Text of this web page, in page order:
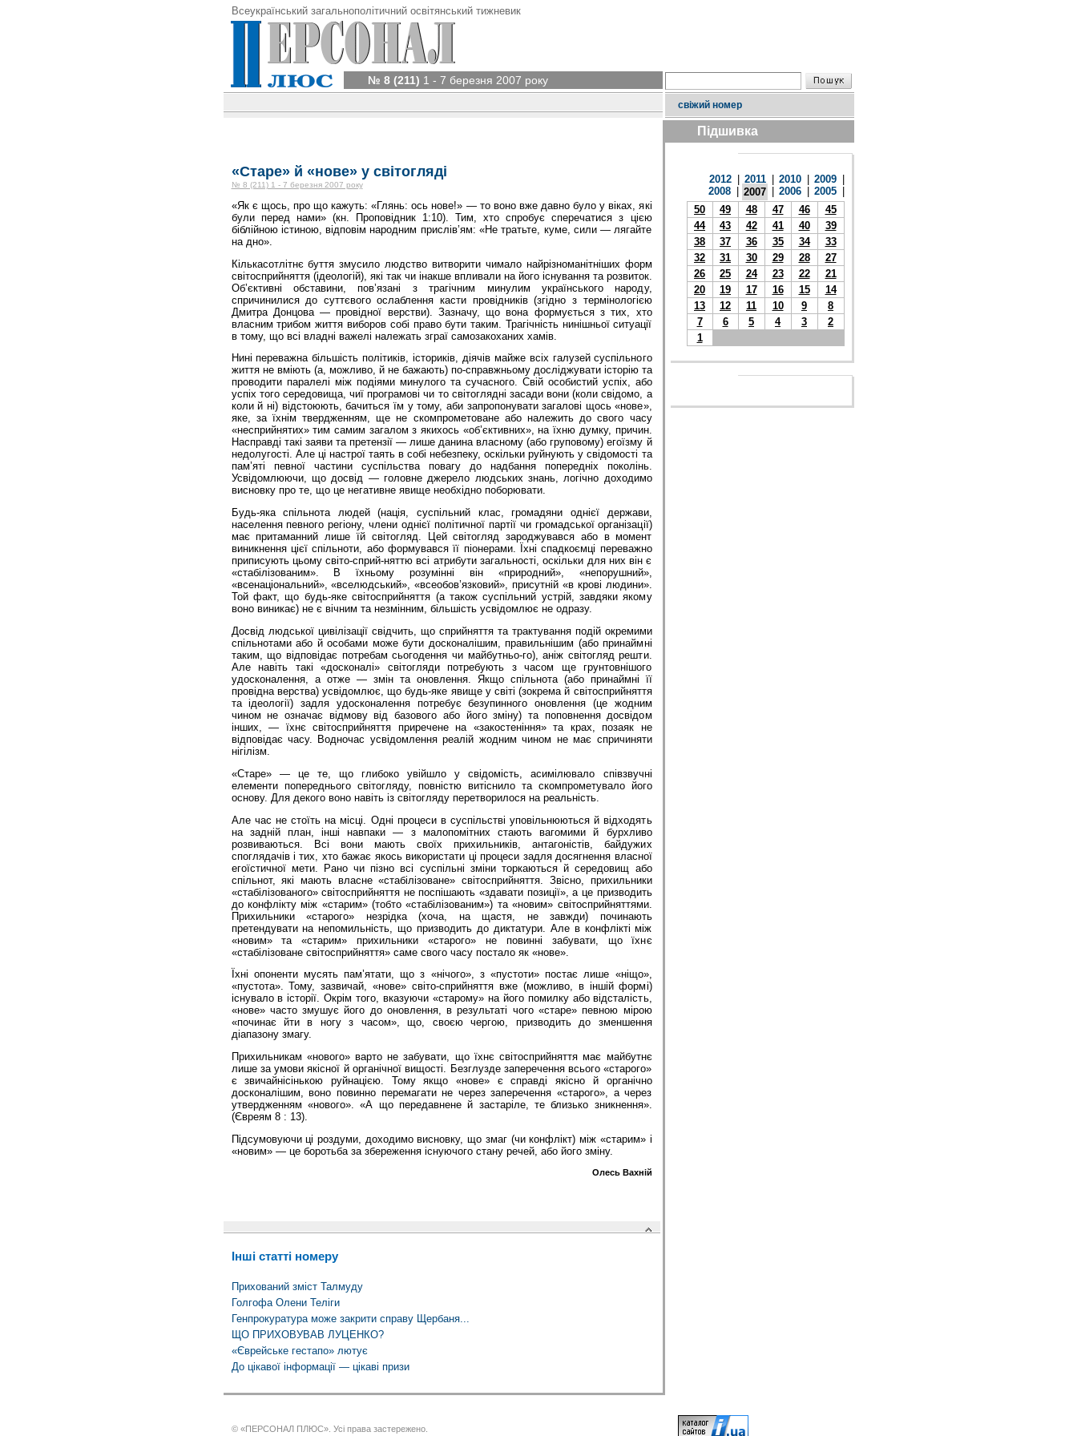
Всеукраїнський загальнополітичний освітянський тижневик
№ 8 (211) 1 - 7 березня 2007 року
свіжий номер
«Cтаре» й «нове» у світогляді
№ 8 (211) 1 - 7 березня 2007 року
«Як є щось, про що кажуть: «Глянь: ось нове!» — то воно вже давно було у віках, які
були перед нами» (кн. Проповідник 1:10). Тим, хто спробує сперечатися з цією
біблійною істиною, відповім народним прислів’ям: «Не тратьте, куме, сили — лягайте
на дно».
Кількасотлітнє буття змусило людство витворити чимало найрізноманітніших форм
світосприйняття (ідеологій), які так чи інакше впливали на його існування та розвиток.
Об’єктивні обставини, пов’язані з трагічним минулим українського народу,
спричинилися до суттєвого ослаблення касти провідників (згідно з термінологією
Дмитра Донцова — провідної верстви). Зазначу, що вона формується з тих, хто
власним трибом життя виборов собі право бути таким. Трагічність нинішньої ситуації
в тому, що всі владні важелі належать зграї самозакоханих хамів.
Нині переважна більшість політиків, істориків, діячів майже всіх галузей суспільного
життя не вміють (а, можливо, й не бажають) по-справжньому досліджувати історію та
проводити паралелі між подіями минулого та сучасного. Свій особистий успіх, або
успіх того середовища, чиї програмові чи то світоглядні засади вони (коли свідомо, а
коли й ні) відстоюють, бачиться їм у тому, аби запропонувати загалові щось «нове»,
яке, за їхнім твердженням, ще не скомпрометоване або належить до свого часу
«несприйнятих» тим самим загалом з якихось «об’єктивних», на їхню думку, причин.
Насправді такі заяви та претензії — лише данина власному (або груповому) егоїзму й
недолугості. Але ці настрої таять в собі небезпеку, оскільки руйнують у свідомості та
пам’яті певної частини суспільства повагу до надбання попередніх поколінь.
Усвідомлюючи, що досвід — головне джерело людських знань, логічно доходимо
висновку про те, що це негативне явище необхідно поборювати.
Будь-яка спільнота людей (нація, суспільний клас, громадяни однієї держави,
населення певного регіону, члени однієї політичної партії чи громадської організації)
має притаманний лише їй світогляд. Цей світогляд зароджувався або в момент
виникнення цієї спільноти, або формувався її піонерами. Їхні спадкоємці переважно
приписують цьому світо-сприй-няттю всі атрибути загальності, оскільки для них він є
«стабілізованим». В їхньому розумінні він «природний», «непорушний»,
«всенаціональний», «вселюдський», «всеобов’язковий», присутній «в крові людини».
Той факт, що будь-яке світосприйняття (а також суспільний устрій, завдяки якому
воно виникає) не є вічним та незмінним, більшість усвідомлює не одразу.
Досвід людської цивілізації свідчить, що сприйняття та трактування подій окремими
спільнотами або й особами може бути досконалішим, правильнішим (або принаймні
таким, що відповідає потребам сьогодення чи майбутньо-го), аніж світогляд решти.
Але навіть такі «досконалі» світогляди потребують з часом ще грунтовнішого
удосконалення, а отже — змін та оновлення. Якщо спільнота (або принаймні її
провідна верства) усвідомлює, що будь-яке явище у світі (зокрема й світосприйняття
та ідеології) задля удосконалення потребує безупинного оновлення (це жодним
чином не означає відмову від базового або його зміну) та поповнення досвідом
інших, — їхнє світосприйняття приречене на «закостеніння» та крах, позаяк не
відповідає часу. Водночас усвідомлення реалій жодним чином не має спричиняти
нігілізм.
«Старе» — це те, що глибоко увійшло у свідомість, асимілювало співзвучні
елементи попереднього світогляду, повністю витіснило та скомпрометувало його
основу. Для декого воно навіть із світогляду перетворилося на реальність.
Але час не стоїть на місці. Одні процеси в суспільстві уповільнюються й відходять
на задній план, інші навпаки — з малопомітних стають вагомими й бурхливо
розвиваються. Всі вони мають своїх прихильників, антагоністів, байдужих
споглядачів і тих, хто бажає якось використати ці процеси задля досягнення власної
егоїстичної мети. Рано чи пізно всі суспільні зміни торкаються й середовищ або
спільнот, які мають власне «стабілізоване» світосприйняття. Звісно, прихильники
«стабілізованого» світосприйняття не поспішають «здавати позиції», а це призводить
до конфлікту між «старим» (тобто «стабілізованим») та «новим» світосприйняттями.
Прихильники «старого» незрідка (хоча, на щастя, не завжди) починають
претендувати на непомильність, що призводить до диктатури. Але в конфлікті між
«новим» та «старим» прихильники «старого» не повинні забувати, що їхнє
«стабілізоване світосприйняття» саме свого часу постало як «нове».
Їхні опоненти мусять пам’ятати, що з «нічого», з «пустоти» постає лише «ніщо»,
«пустота». Тому, зазвичай, «нове» світо-сприйняття вже (можливо, в іншій формі)
існувало в історії. Окрім того, вказуючи «старому» на його помилку або відсталість,
«нове» часто змушує його до оновлення, в результаті чого «старе» певною мірою
«починає йти в ногу з часом», що, своєю чергою, призводить до зменшення
діапазону змагу.
Прихильникам «нового» варто не забувати, що їхнє світосприйняття має майбутнє
лише за умови якісної й органічної вищості. Безглузде заперечення всього «старого»
є звичайнісінькою руйнацією. Тому якщо «нове» є справді якісно й органічно
досконалішим, воно повинно перемагати не через заперечення «старого», а через
утвердженням «нового». «А що передавнене й застаріле, те близько зникнення».
(Євреям 8 : 13).
Підсумовуючи ці роздуми, доходимо висновку, що змаг (чи конфлікт) між «старим» і
«новим» — це боротьба за збереження існуючого стану речей, або його зміну.
Олесь Вахній
Інші статті номеру
Прихований зміст Талмуду
Голгофа Олени Теліги
Генпрокура­тура може закрити справу Щербаня...
ЩО ПРИХОВУВАВ ЛУЦЕНКО?
«Єврейське гестапо» лютує
До цікавої інформації — цікаві призи
Підшивка
2012 2011 2010 2009
2008
2007 2006 2005
50
49 48 47 46
45
44
43 42 41 40
39
38
37 36 35 34
33
32
31 30 29 28
27
26
25 24 23 22
21
20
19 17 16 15
14
13
12 11 10 9
8
7
6 5 4 3
2
1
© «ПЕРСОНАЛ ПЛЮС». Усі права застережено.